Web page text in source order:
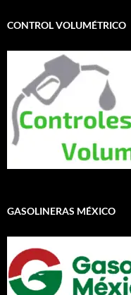
CONTROL VOLUMÉTRICO
GASOLINERAS MÉXICO